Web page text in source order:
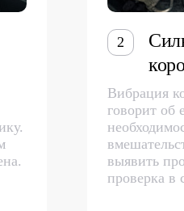
2
Вибрация
говорит об
выявить
проверка в